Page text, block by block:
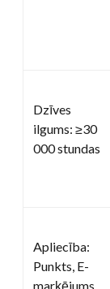
Dzīves
ilgums: ≥30
000 stundas
Apliecība:
Punkts, E-
marķējums,